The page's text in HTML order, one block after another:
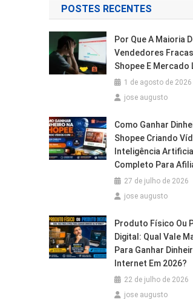
POSTES RECENTES
Por Que A Maioria
Vendedores
Shopee E Mercado
1 de agosto de 2026
jose augusto
Como Ganhar
Shopee Criando
Inteligência
Completo Para
27 de julho de 2026
jose augusto
Produto Físico Ou
Digital: Qual Vale
Para Ganhar
Internet Em 2026?
22 de julho de 2026
jose augusto